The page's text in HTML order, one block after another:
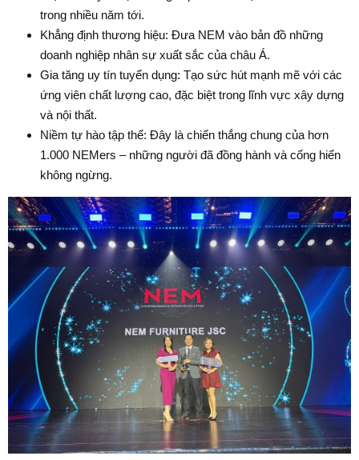
trong nhiều năm tới.
Khẳng định thương hiệu: Đưa NEM vào bản đồ những
doanh nghiệp nhân sự xuất sắc của châu Á.
Gia tăng uy tín tuyển dụng: Tạo sức hút mạnh mẽ với các
ứng viên chất lượng cao, đặc biệt trong lĩnh vực xây dựng
và nội thất.
Niềm tự hào tập thể: Đây là chiến thắng chung của hơn
1.000 NEMers – những người đã đồng hành và cống hiến
không ngừng.